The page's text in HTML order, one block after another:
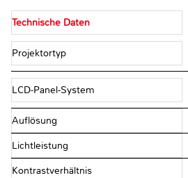
Technische Daten
Projektortyp
LCD-Panel-System
Auflösung
Lichtleistung
Kontrastverhältnis